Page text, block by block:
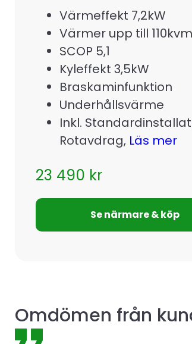
Värmeffekt 7,2kW
Värmer upp till 110kvm
SCOP 5,1
Kyleffekt 3,5kW
Braskaminfunktion
Underhållsvärme
Inkl.
Rotavdrag, Läs mer
23 490 kr
Se närmare & köp
Omdömen från